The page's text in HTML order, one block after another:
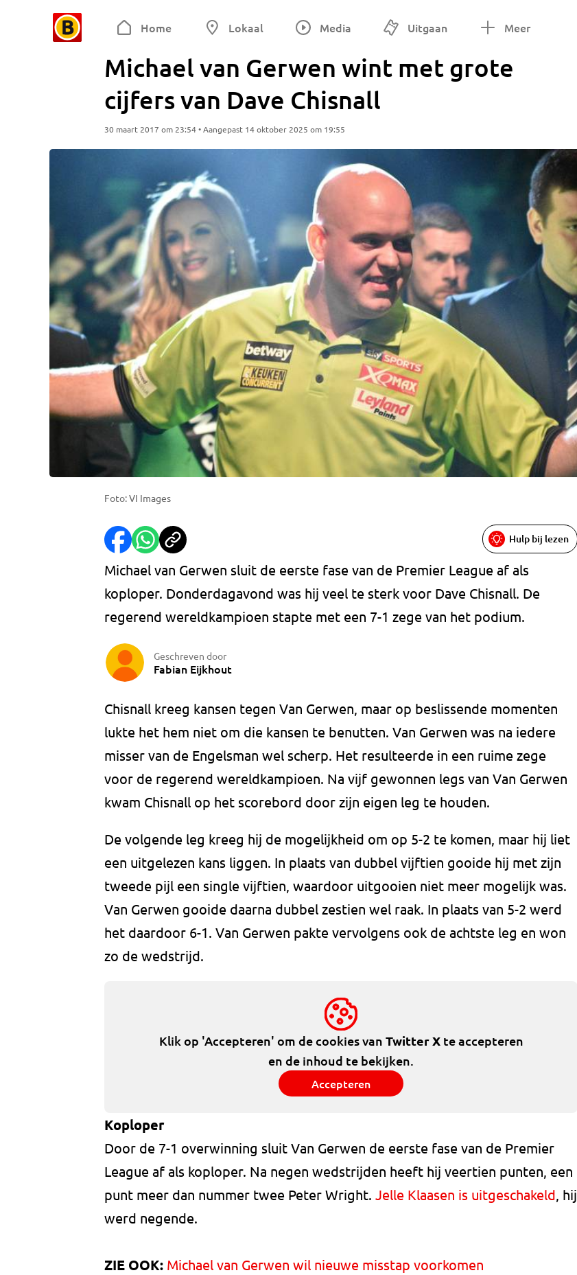
Home Lokaal Media Uitgaan Meer
Michael van Gerwen wint met grote
cijfers van Dave Chisnall
30 maart 2017 om 23:54 • Aangepast 14 oktober 2025 om 19:55
Foto: VI Images
Hulp bij lezen
Michael van Gerwen sluit de eerste fase van de Premier League af als
koploper. Donderdagavond was hij veel te sterk voor Dave Chisnall. De
regerend wereldkampioen stapte met een 7-1 zege van het podium.
Geschreven door
Fabian Eijkhout
Chisnall kreeg kansen tegen Van Gerwen, maar op beslissende momenten
lukte het hem niet om die kansen te benutten. Van Gerwen was na iedere
misser van de Engelsman wel scherp. Het resulteerde in een ruime zege
voor de regerend wereldkampioen. Na vijf gewonnen legs van Van Gerwen
kwam Chisnall op het scorebord door zijn eigen leg te houden.
De volgende leg kreeg hij de mogelijkheid om op 5-2 te komen, maar hij liet
een uitgelezen kans liggen. In plaats van dubbel vijftien gooide hij met zijn
tweede pijl een single vijftien, waardoor uitgooien niet meer mogelijk was.
Van Gerwen gooide daarna dubbel zestien wel raak. In plaats van 5-2 werd
het daardoor 6-1. Van Gerwen pakte vervolgens ook de achtste leg en won
zo de wedstrijd.
Klik op 'Accepteren' om de cookies van Twitter Xte accepteren
en de inhoud te bekijken.
Accepteren
Koploper
Door de 7-1 overwinning sluit Van Gerwen de eerste fase van de Premier
League af als koploper. Na negen wedstrijden heeft hij veertien punten, een
punt meer dan nummer twee Peter Wright. Jelle Klaasen is uitgeschakeld, hij
werd negende.
ZIE OOK: Michael van Gerwen wil nieuwe misstap voorkomen